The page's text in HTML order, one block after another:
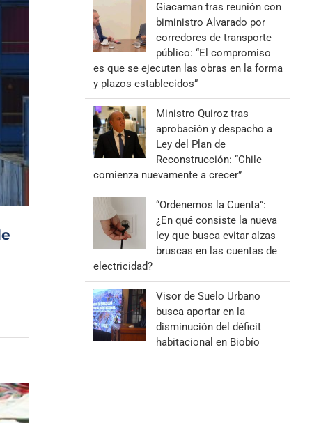
Giacaman tras reunión con
biministro Alvarado por
corredores de transporte
público: “El compromiso
es que se ejecuten las obras en la forma
y plazos establecidos”
Ministro Quiroz tras
aprobación y despacho a
Ley del Plan de
Reconstrucción: “Chile
comienza nuevamente a crecer”
“Ordenemos la Cuenta”:
¿En qué consiste la nueva
ley que busca evitar alzas
bruscas en las cuentas de
electricidad?
Visor de Suelo Urbano
busca aportar en la
disminución del déficit
habitacional en Biobío